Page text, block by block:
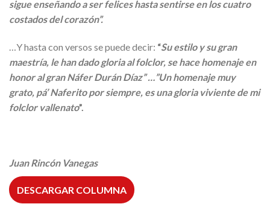
sigue enseñando a ser felices hasta sentirse en los cuatro
costados del corazón”.
…Y hasta con versos se puede decir: “Su estilo y su gran
maestría, le han dado gloria al folclor, se hace homenaje en
honor al gran Náfer Durán Díaz” …”Un homenaje muy
grato, pá’ Naferito por siempre, es una gloria viviente de mi
folclor vallenato”.
Juan Rincón Vanegas
DESCARGAR COLUMNA